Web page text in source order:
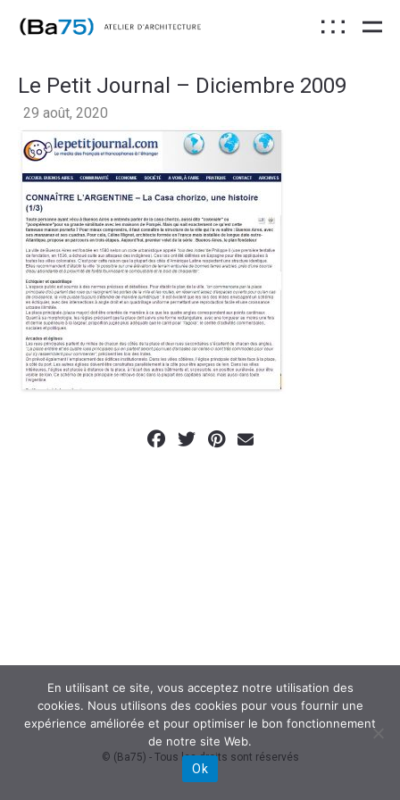
Le Petit Journal – Diciembre 2009
29 août, 2020
© (Ba75) - Tous les droits sont réservés
En utilisant ce site, vous acceptez notre utilisation des
cookies. Nous utilisons des cookies pour vous fournir une
expérience améliorée et pour optimiser le bon fonctionnement
de notre site Web.
Ok